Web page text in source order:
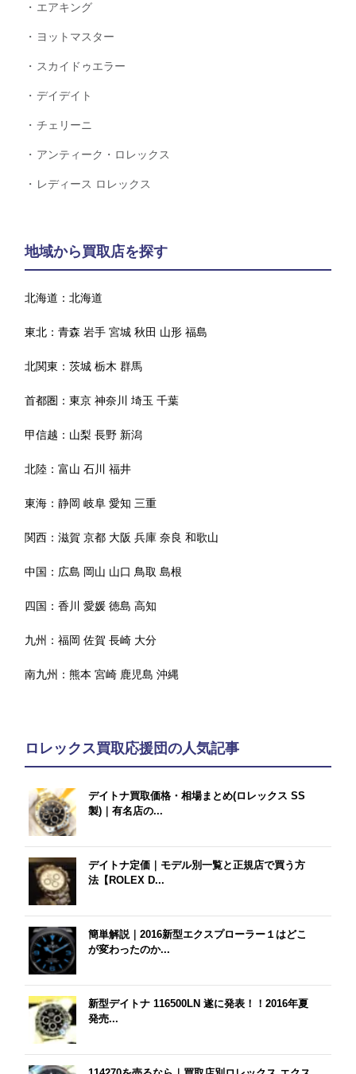
エアキング
ヨットマスター
スカイドゥエラー
デイデイト
チェリーニ
アンティーク・ロレックス
レディース ロレックス
地域から買取店を探す
北海道：北海道
東北：青森 岩手 宮城 秋田 山形 福島
北関東：茨城 栃木 群馬
首都圏：東京 神奈川 埼玉 千葉
甲信越： 山梨 長野 新潟
北陸：富山 石川 福井
東海：静岡 岐阜 愛知 三重
関西：滋賀 京都 大阪 兵庫 奈良 和歌山
中国： 広島 岡山 山口 鳥取 島根
四国：香川 愛媛 徳島 高知
九州：福岡 佐賀 長崎 大分
南九州：熊本 宮崎 鹿児島 沖縄
ロレックス買取応援団の人気記事
デイトナ買取価格・相場まとめ(ロレックス SS
製)｜有名店の...
デイトナ定価｜モデル別一覧と正規店で買う方
法【ROLEX D...
簡単解説｜2016新型エクスプローラー１はどこ
が変わったのか...
新型デイトナ 116500LN 遂に発表！！2016年夏
発売...